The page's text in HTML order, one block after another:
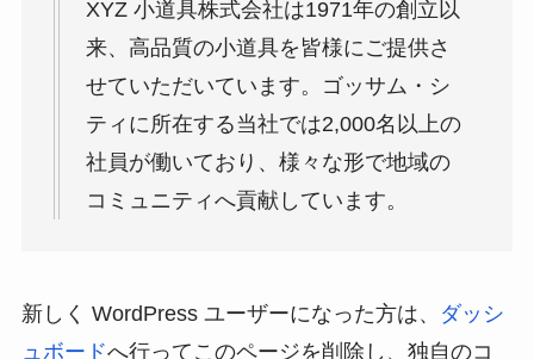
XYZ 小道具株式会社は1971年の創立以
来、高品質の小道具を皆様にご提供さ
せていただいています。ゴッサム・シ
ティに所在する当社では2,000名以上の
社員が働いており、様々な形で地域の
コミュニティへ貢献しています。
新しく WordPress ユーザーになった方は、
ダッシ
ュボードへ行ってこのページを削除し、独自のコ